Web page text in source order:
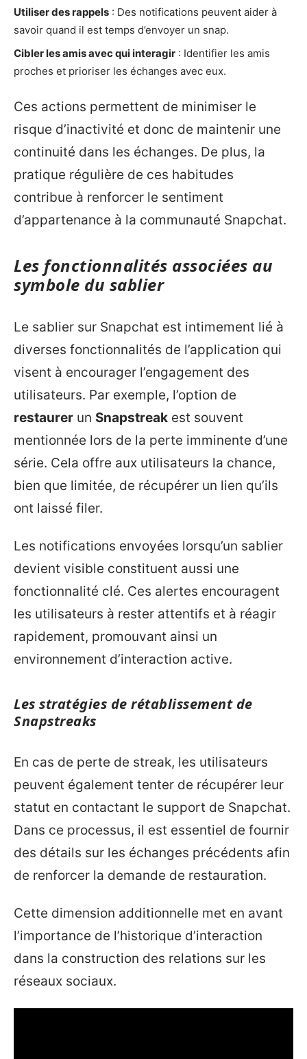
Utiliser des rappels : Des notifications peuvent aider à
savoir quand il est temps d’envoyer un snap.
Cibler les amis avec qui interagir : Identifier les amis
proches et prioriser les échanges avec eux.
Ces actions permettent de minimiser le
risque d’inactivité et donc de maintenir une
continuité dans les échanges. De plus, la
pratique régulière de ces habitudes
contribue à renforcer le sentiment
d’appartenance à la communauté Snapchat.
Les fonctionnalités associées au
symbole du sablier
Le sablier sur Snapchat est intimement lié à
diverses fonctionnalités de l’application qui
visent à encourager l’engagement des
utilisateurs. Par exemple, l’option de
restaurer un Snapstreak est souvent
mentionnée lors de la perte imminente d’une
série. Cela offre aux utilisateurs la chance,
bien que limitée, de récupérer un lien qu’ils
ont laissé filer.
Les notifications envoyées lorsqu’un sablier
devient visible constituent aussi une
fonctionnalité clé. Ces alertes encouragent
les utilisateurs à rester attentifs et à réagir
rapidement, promouvant ainsi un
environnement d’interaction active.
Les stratégies de rétablissement de
Snapstreaks
En cas de perte de streak, les utilisateurs
peuvent également tenter de récupérer leur
statut en contactant le support de Snapchat.
Dans ce processus, il est essentiel de fournir
des détails sur les échanges précédents afin
de renforcer la demande de restauration.
Cette dimension additionnelle met en avant
l’importance de l’historique d’interaction
dans la construction des relations sur les
réseaux sociaux.